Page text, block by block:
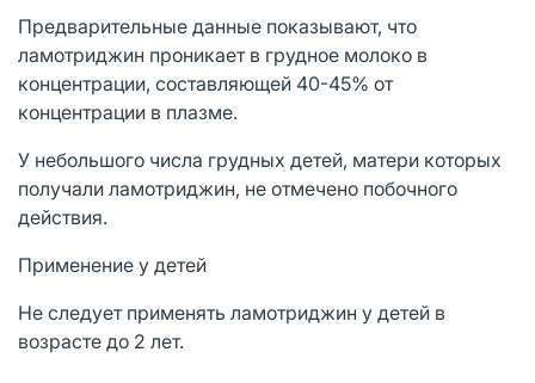
Предварительные данные показывают, что
ламотриджин проникает в грудное молоко в
концентрации, составляющей 40-45% от
концентрации в плазме.
У небольшого числа грудных детей, матери которых
получали ламотриджин, не отмечено побочного
действия.
Применение у детей
Не следует применять ламотриджин у детей в
возрасте до 2 лет.